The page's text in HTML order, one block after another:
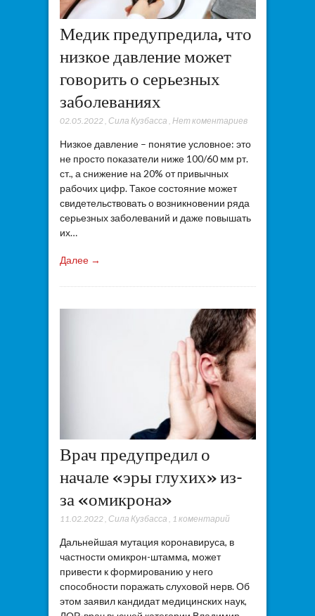
Медик предупредила, что
низкое давление может
говорить о серьезных
заболеваниях
02.05.2022, Сила Кузбасса , Нет коментариев
Низкое давление – понятие условное: это
не просто показатели ниже 100/60 мм рт.
ст., а снижение на 20% от привычных
рабочих цифр. Такое состояние может
свидетельствовать о возникновении ряда
серьезных заболеваний и даже повышать
их…
Далее →
Врач предупредил о
начале «эры глухих» из-
за «омикрона»
11.02.2022, Сила Кузбасса , 1 коментарий
Дальнейшая мутация коронавируса, в
частности омикрон-штамма, может
привести к формированию у него
способности поражать слуховой нерв. Об
этом заявил кандидат медицинских наук,